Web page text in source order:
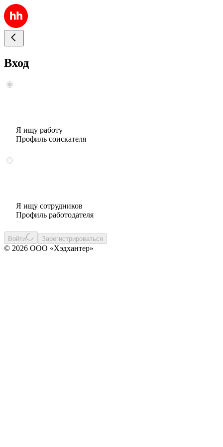
Вход
Я ищу работу
Профиль соискателя
Я ищу сотрудников
Профиль работодателя
Войти Зарегистрироваться
© 2026 ООО «Хэдхантер»